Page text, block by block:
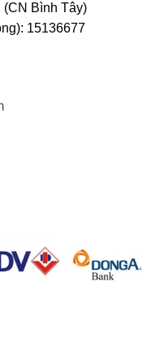
(CN Bình Tây)
15136677